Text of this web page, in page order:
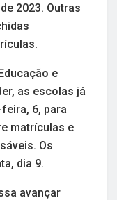
2023. Outras
e
as escolas já
6, para
matrículas e
Os
dia 9.
avançar